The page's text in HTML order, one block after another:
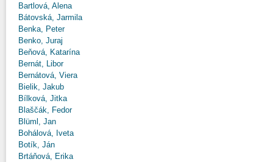
Bartlová, Alena
Bátovská, Jarmila
Benka, Peter
Benko, Juraj
Beňová, Katarína
Bernát, Libor
Bernátová, Viera
Bielik, Jakub
Bílková, Jitka
Blaščák, Fedor
Blüml, Jan
Bohálová, Iveta
Botík, Ján
Brtáňová, Erika